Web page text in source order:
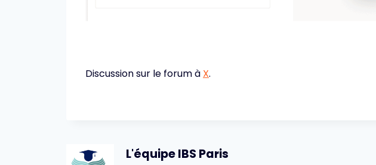
Discussion sur le forum à X.
L'équipe IBS Paris